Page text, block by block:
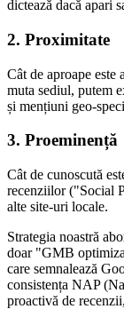
dictează dacă apari
2. Proximitate
Cât de aproape este
muta sediul, putem
și mențiuni geo-
3. Proeminență
Cât de cunoscută
recenziilor ("Social
alte site-uri locale.
Strategia noastră
doar "GMB
care semnalează
consistența NAP
proactivă de